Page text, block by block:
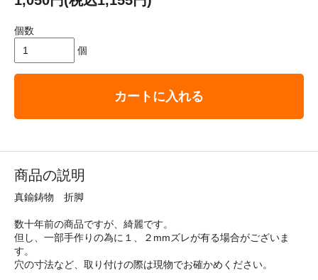
個数
個
カートに入れる
商品の説明
真鍮鋳物 折脚
数十年前の商品ですが、綺麗です。
但し、一部手作りの為に１、２mmズレが有る場合がございま
す。
穴の寸法など、取り付けの際は現物でお確かめください。